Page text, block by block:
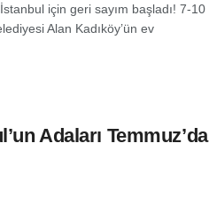
için geri sayım başladı! 7-10
Alan Kadıköy’ün ev
Adaları Temmuz’da